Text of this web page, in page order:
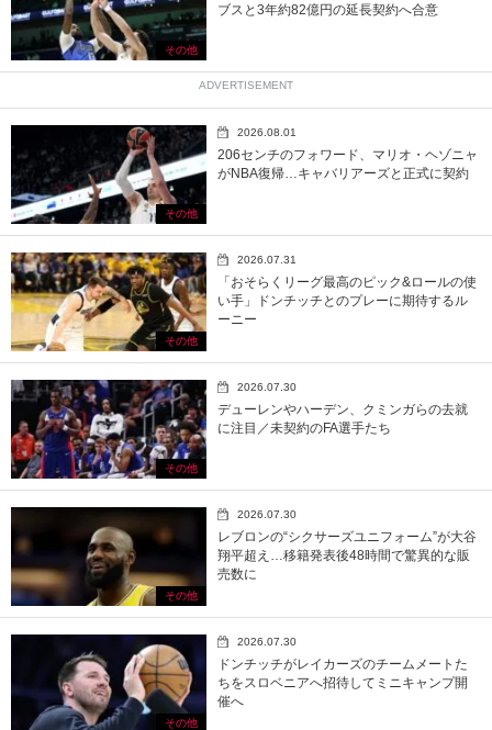
その他
ブスと3年約82億円の延長契約へ合意
ADVERTISEMENT
その他
2026.08.01
206センチのフォワード、マリオ・ヘゾニャ
がNBA復帰…キャバリアーズと正式に契約
その他
2026.07.31
「おそらくリーグ最高のピック&ロールの使
い手」ドンチッチとのプレーに期待するル
ーニー
その他
2026.07.30
デューレンやハーデン、クミンガらの去就
に注目／未契約のFA選手たち
その他
2026.07.30
レブロンの“シクサーズユニフォーム”が大谷
翔平超え…移籍発表後48時間で驚異的な販
売数に
その他
2026.07.30
ドンチッチがレイカーズのチームメートた
ちをスロベニアへ招待してミニキャンプ開
催へ